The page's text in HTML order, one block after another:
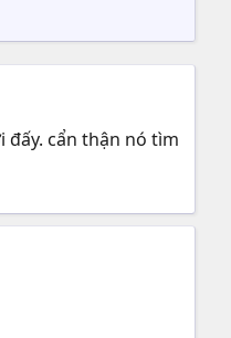
cẩn thận nó tìm